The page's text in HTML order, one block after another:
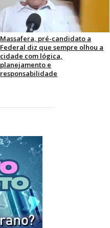
Massafera, pré-candidato a
Federal diz que sempre olhou a
cidade com lógica,
planejamento e
responsabilidade